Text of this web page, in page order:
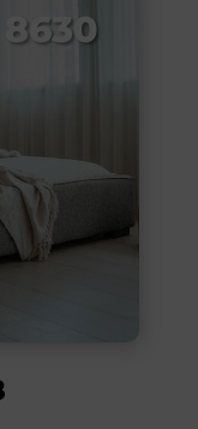
8630